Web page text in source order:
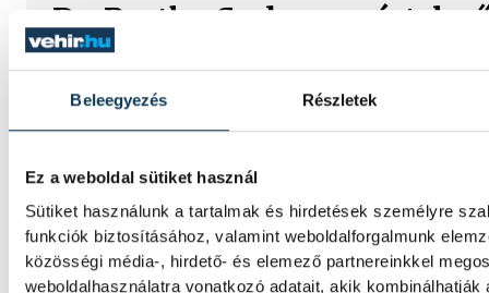
Beleegyezés Részletek
Ez a weboldal sütiket használ
Sütiket használunk a tartalmak és hirdetések személyre
funkciók biztosításához, valamint weboldalforgalmunk
közösségi média-, hirdető- és elemező partnereinkkel
weboldalhasználatra vonatkozó adatait, akik kombinálhatják
Dr. Bartha Csaba:
célkitűzés a Bajnokok
döntője
One Veszprém férfi kézilabdacsapata. A
délutáni szezonnyitó sajtótájékoztatóján
vezérigazgató kijelentette: a jubileumi
címek begyűjtése mellett a Bajnokok
döntőjébe jutás is egyértelmű célkitűzés.